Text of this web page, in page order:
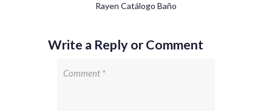
Rayen Catálogo Baño
Write a Reply or Comment